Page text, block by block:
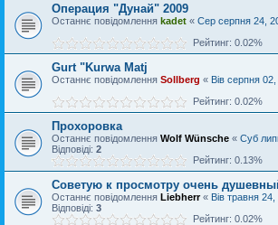
Операция "Дунай" 2009
Останнє повідомлення kadet « Сер серпня 24,
Рейтинг: 0.02%
Gurt "Kurwa Matj
Останнє повідомлення Sollberg « Вів серпня
Рейтинг: 0.02%
Прохоровка
Останнє повідомлення Wolf Wünsche « Суб
Відповіді: 2
Рейтинг: 0.13%
Советую к просмотру очень
Останнє повідомлення Liebherr« Вів травня
Відповіді: 3
Рейтинг: 0.02%